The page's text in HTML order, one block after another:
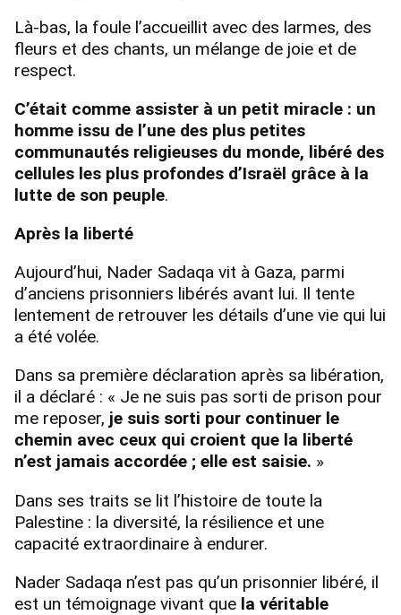
Là-bas, la foule l’accueillit avec des larmes, des
fleurs et des chants, un mélange de joie et de
respect.
C’était comme assister à un petit miracle : un
homme issu de l’une des plus petites
communautés religieuses du monde, libéré des
cellules les plus profondes d’Israël grâce à la
lutte de son peuple.
Après la liberté
Aujourd’hui, Nader Sadaqa vit à Gaza, parmi
d’anciens prisonniers libérés avant lui. Il tente
lentement de retrouver les détails d’une vie qui lui
a été volée.
Dans sa première déclaration après sa libération,
il a déclaré : « Je ne suis pas sorti de prison pour
me reposer, je suis sorti pour continuer le
chemin avec ceux qui croient que la liberté
n’est jamais accordée ; elle est saisie. »
Dans ses traits se lit l’histoire de toute la
Palestine : la diversité, la résilience et une
capacité extraordinaire à endurer.
Nader Sadaqa n’est pas qu’un prisonnier libéré, il
est un témoignage vivant que la véritable